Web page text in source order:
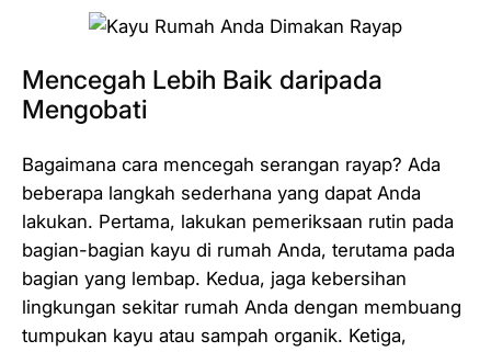
Mencegah Lebih Baik daripada
Mengobati
Bagaimana cara mencegah serangan rayap? Ada
beberapa langkah sederhana yang dapat Anda
lakukan. Pertama, lakukan pemeriksaan rutin pada
bagian-bagian kayu di rumah Anda, terutama pada
bagian yang lembap. Kedua, jaga kebersihan
lingkungan sekitar rumah Anda dengan membuang
tumpukan kayu atau sampah organik. Ketiga,